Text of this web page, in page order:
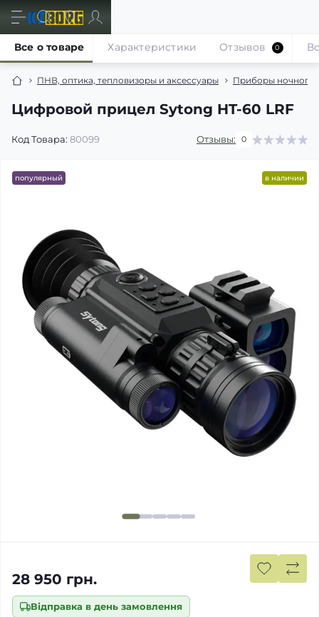
ПНВ, оптика, тепловизоры и аксессуары Приборы ночного
Цифровой прицел Sytong HT-60 LRF
Код Товара: 80099 Отзывы: 0
Все о товаре Характеристики Отзывов 0
популярный в наличии
Відправка в день замовлення
28 950 грн.